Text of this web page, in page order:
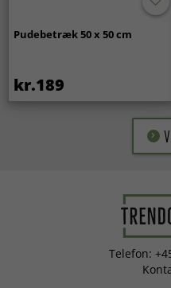
Pudebetræk 50 x 50 cm
kr.189
Telefon: